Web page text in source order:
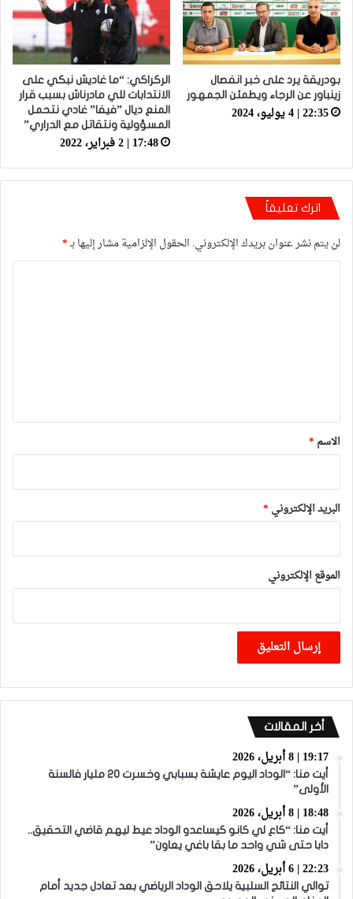
بودريقة يرد على خبر انفصال
زينباور عن الرجاء ويطمئن الجمهور
22:35 | 4 يوليو، 2024
الركراكي: “ما غاديش نبكي على
الانتدابات للي مادرناش بسبب قرار
المنع ديال ”فيفا” غادي نتحمل
المسؤولية ونتقاتل مع الدراري”
17:48 | 2 فبراير، 2022
اترك تعليقاً
لن يتم نشر عنوان بريدك الإلكتروني. الحقول الإلزامية مشار إليها بـ*
*
الاسم *
البريد الإلكتروني *
الموقع الإلكتروني
أخر المقالات
19:17 | 8 أبريل، 2026
أيت منا: “الوداد اليوم عايشة بسبابي وخسرت 20 مليار فالسنة
الأولى”
18:48 | 8 أبريل، 2026
أيت منا: “كاع لي كانو كيساعدو الوداد عيط ليهم قاضي التحقيق..
دابا حتى شي واحد ما بقا باغي يعاون”
22:23 | 6 أبريل، 2026
توالي النتائج السلبية يلاحق الوداد الرياضي بعد تعادل جديد أمام